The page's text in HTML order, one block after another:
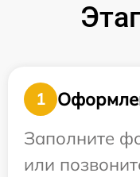
1
Заполните
или